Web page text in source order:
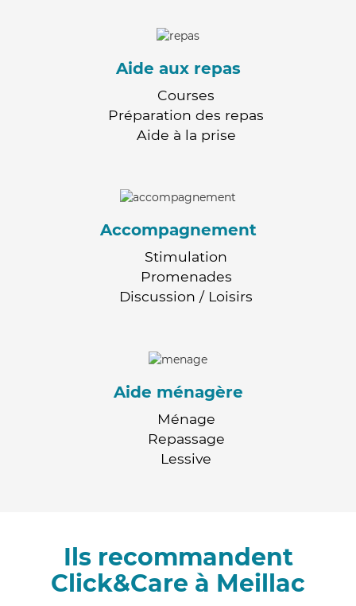
Aide aux repas
Courses
Préparation des repas
Aide à la prise
Accompagnement
Stimulation
Promenades
Discussion / Loisirs
Aide ménagère
Ménage
Repassage
Lessive
Ils recommandent
Click&Care à Meillac